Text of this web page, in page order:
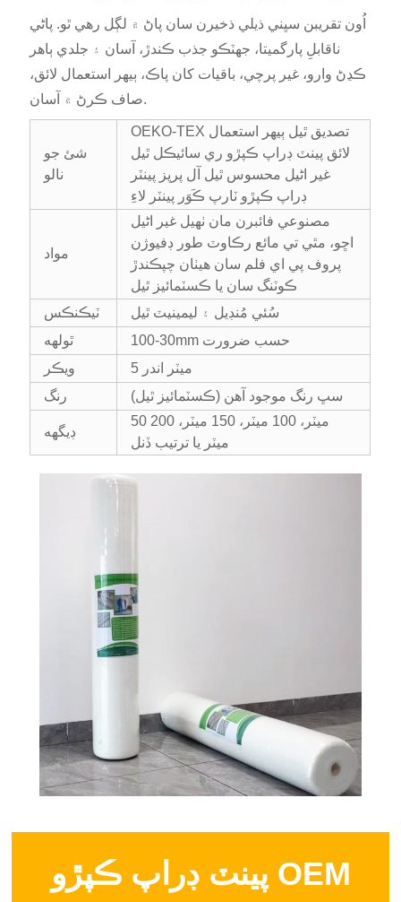
اُون تقريبن سڀني ذيلي ذخيرن سان پاڻ ۾ لڳل رهي ٿو. پاڻي
ناقابلِ پارگميتا، جھٽڪو جذب ڪندڙ، آسان ۽ جلدي ٻاهر
ڪڍڻ وارو، غير پرچي، باقيات کان پاڪ، ٻيهر استعمال لائق،
صاف ڪرڻ ۾ آسان.
شئ جو
نالو
OEKO-TEX تصديق ٿيل ٻيهر استعمال
لائق پينٽ ڊراپ ڪپڙو ري سائيڪل ٿيل
غير اڻيل محسوس ٿيل آل پرپز پينٽر
ڊراپ ڪپڙو ٽارپ ڪَوَر پينٽر لاءِ
مواد
مصنوعي فائبرن مان ٺهيل غير اڻيل
اڇو، مٿي تي مائع رڪاوٽ طور ڊفيوژن
پروف پي اي فلم سان هيٺان چپڪندڙ
ڪوٽنگ سان يا ڪسٽمائيز ٿيل
ٽيڪنڪس
سُئي مُنڊيل ۽ ليمينيٽ ٿيل
ٿولهه
100-30mm حسب ضرورت
ويڪر
5 ميٽر اندر
رنگ
سڀ رنگ موجود آهن (ڪسٽمائيز ٿيل)
ڊيگهه
50 ميٽر، 100 ميٽر، 150 ميٽر، 200
ميٽر يا ترتيب ڏنل
پينٽ ڊراپ ڪپڙو OEM